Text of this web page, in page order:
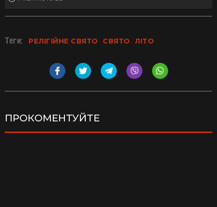
Теги: РЕЛІГІЙНЕ СВЯТО СВЯТО ЛІТО
ПРОКОМЕНТУЙТЕ